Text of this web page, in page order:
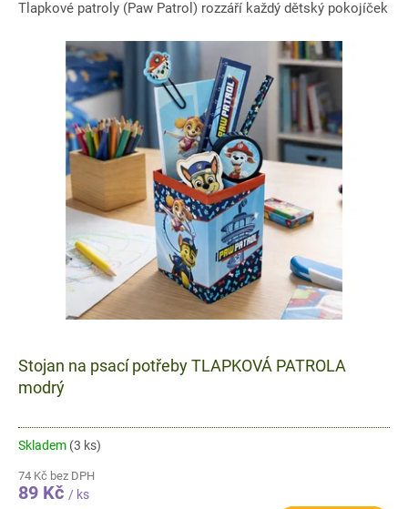
Tlapkové patroly (Paw Patrol) rozzáří každý dětský pokojíček
Stojan na psací potřeby TLAPKOVÁ PATROLA
modrý
Skladem (3 ks)
74 Kč bez DPH
89 Kč / ks